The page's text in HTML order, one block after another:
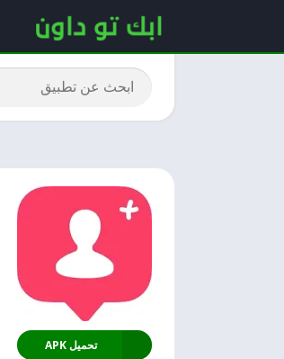
تحميل APK